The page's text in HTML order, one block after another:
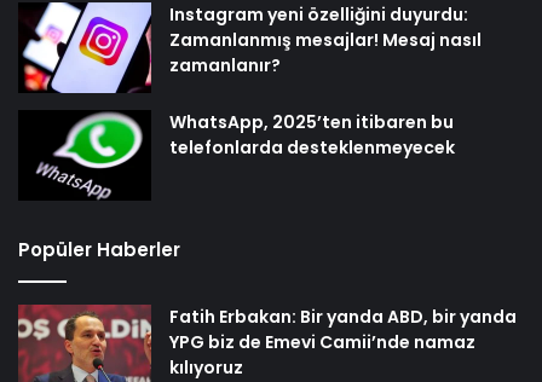
Instagram yeni özelliğini duyurdu:
Zamanlanmış mesajlar! Mesaj nasıl
zamanlanır?
WhatsApp, 2025’ten itibaren bu
telefonlarda desteklenmeyecek
Popüler Haberler
Fatih Erbakan: Bir yanda ABD, bir yanda
YPG biz de Emevi Camii’nde namaz
kılıyoruz